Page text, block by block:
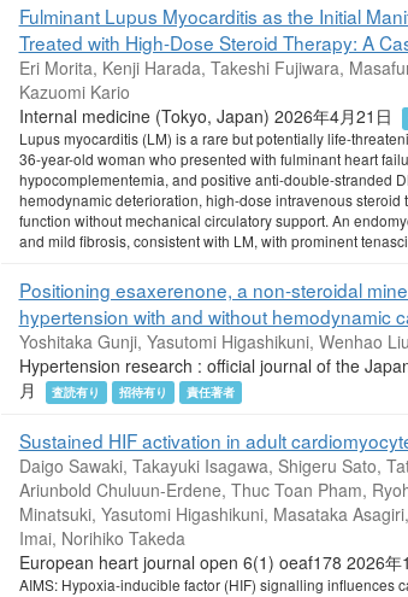
Fulminant Lupus Myocarditis as the Initial
Treated with High-Dose Steroid Therapy: A
Eri Morita, Kenji Harada, Takeshi Fujiwara,
Kazuomi Kario
Internal medicine (Tokyo, Japan) 2026年4月21日
Lupus myocarditis (LM) is a rare but potentially life-
36-year-old woman who presented with fulminant heart
hypocomplementemia, and positive anti-double-stranded
hemodynamic deterioration, high-dose intravenous
function without mechanical circulatory support. An
and mild fibrosis, consistent with LM, with prominent
Positioning esaxerenone, a non-steroidal
hypertension with and without hemodynamic
Yoshitaka Gunji, Yasutomi Higashikuni, Wenhao
Hypertension research : official journal of the
月
査読有り 招待有り 責任著者
Sustained HIF activation in adult
Daigo Sawaki, Takayuki Isagawa, Shigeru Sato,
Ariunbold Chuluun-Erdene, Thuc Toan Pham,
Minatsuki, Yasutomi Higashikuni, Masataka
Imai, Norihiko Takeda
European heart journal open 6(1) oeaf178 2026年
AIMS: Hypoxia-inducible factor (HIF) signalling influences